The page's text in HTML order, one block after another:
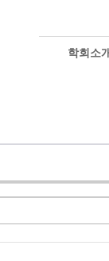
학회소